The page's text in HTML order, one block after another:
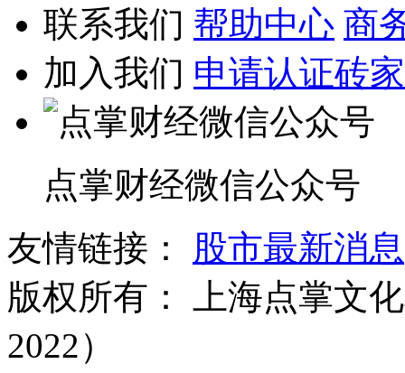
联系我们 帮助中心 商
加入我们 申请认证砖家
点掌财经微信公众号
友情链接：
股市最新消息
版权所有：
上海点掌文
2022）